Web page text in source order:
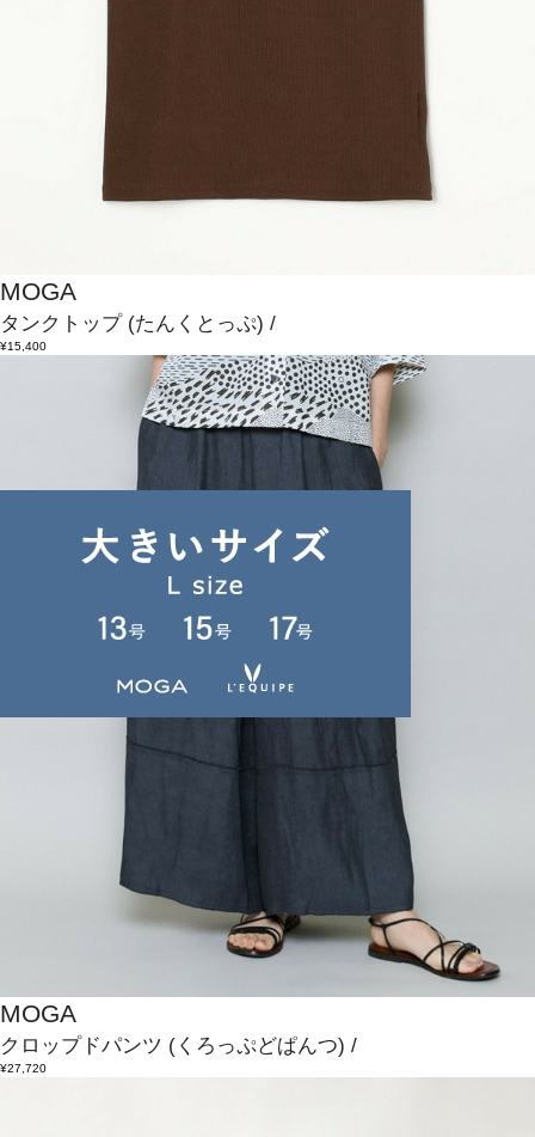
MOGA
タンクトップ (たんくとっぷ) /
¥15,400
MOGA
クロップドパンツ (くろっぷどぱんつ) /
¥27,720